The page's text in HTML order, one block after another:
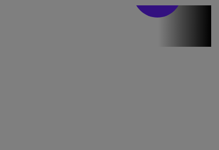
Stirile PRO TV